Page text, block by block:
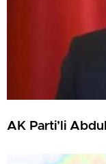
AK Parti’li